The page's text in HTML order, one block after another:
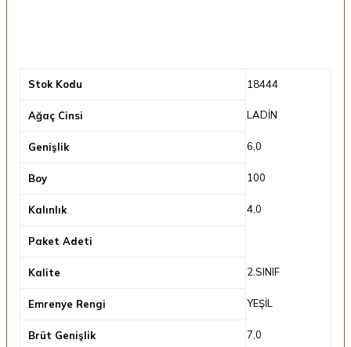
Stok Kodu 18444
Ağaç Cinsi LADİN
Genişlik 6,0
Boy 100
Kalınlık 4,0
Paket Adeti
Kalite 2.SINIF
Emrenye Rengi YEŞİL
Brüt Genişlik 7,0